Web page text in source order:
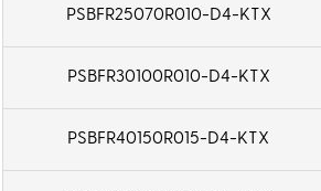
PSBFR25070R010-D4-KTX
PSBFR30100R010-D4-KTX
PSBFR40150R015-D4-KTX